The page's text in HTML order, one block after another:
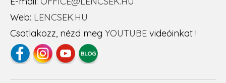
Web: LENCSEK.HU
Csatlakozz, nézd meg YOUTUBE videóinkat !